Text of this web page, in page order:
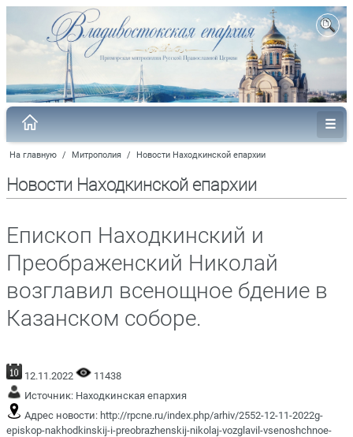
На главную / Митрополия / Новости Находкинской епархии
Новости Находкинской епархии
Епископ Находкинский и
Преображенский Николай
возглавил всенощное бдение в
Казанском соборе.
12.11.2022
11438
Источник: Находкинская епархия
Адрес новости: http://rpcne.ru/index.php/arhiv/2552-12-11-2022g-
episkop-nakhodkinskij-i-preobrazhenskij-nikolaj-vozglavil-vsenoshchnoe-